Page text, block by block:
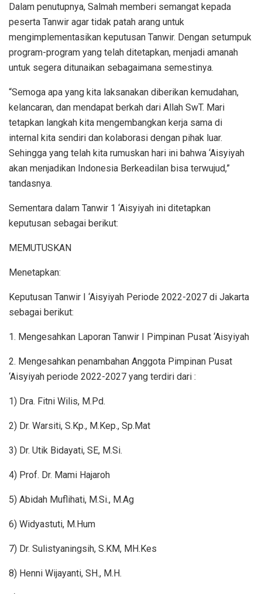
Dalam penutupnya, Salmah memberi semangat kepada
peserta Tanwir agar tidak patah arang untuk
mengimplementasikan keputusan Tanwir. Dengan setumpuk
program-program yang telah ditetapkan, menjadi amanah
untuk segera ditunaikan sebagaimana semestinya.
“Semoga apa yang kita laksanakan diberikan kemudahan,
kelancaran, dan mendapat berkah dari Allah SwT. Mari
tetapkan langkah kita mengembangkan kerja sama di
internal kita sendiri dan kolaborasi dengan pihak luar.
Sehingga yang telah kita rumuskan hari ini bahwa ‘Aisyiyah
akan menjadikan Indonesia Berkeadilan bisa terwujud,”
tandasnya.
Sementara dalam Tanwir 1 ‘Aisyiyah ini ditetapkan
keputusan sebagai berikut:
MEMUTUSKAN
Menetapkan:
Keputusan Tanwir I ‘Aisyiyah Periode 2022-2027 di Jakarta
sebagai berikut:
1. Mengesahkan Laporan Tanwir I Pimpinan Pusat ‘Aisyiyah
2. Mengesahkan penambahan Anggota Pimpinan Pusat
‘Aisyiyah periode 2022-2027 yang terdiri dari :
1) Dra. Fitni Wilis, M.Pd.
2) Dr. Warsiti, S.Kp., M.Kep., Sp.Mat
3) Dr. Utik Bidayati, SE, M.Si.
4) Prof. Dr. Mami Hajaroh
5) Abidah Muflihati, M.Si., M.Ag
6) Widyastuti, M.Hum
7) Dr. Sulistyaningsih, S.KM, MH.Kes
8) Henni Wijayanti, SH., M.H.